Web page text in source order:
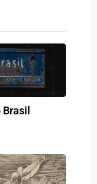
Brasil